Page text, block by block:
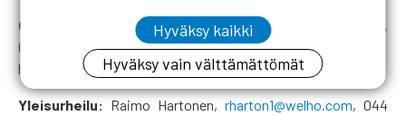
Opiskelijoiden ohjelma:Essi Pirttioja,essi.pirttioja@rkl.fi ,
040 770 7506
https://www.rkl.fi/opiskelijat/tapahtumat/
Yleisurheilu: Raimo Hartonen, rharton1@welho.com, 044
Hyväksy kaikki
Hyväksy vain välttämättömät